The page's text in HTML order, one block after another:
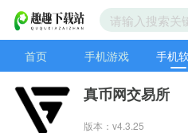
首页 手机游戏 手机
真币网交易所
版本：v4.3.25